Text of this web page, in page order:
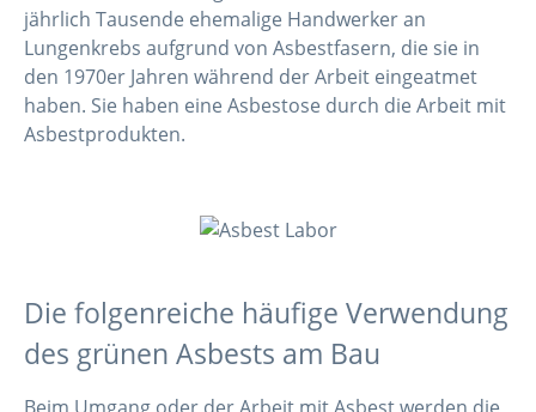
jährlich Tausende ehemalige Handwerker an
Lungenkrebs aufgrund von Asbestfasern, die sie in
den 1970er Jahren während der Arbeit eingeatmet
haben. Sie haben eine Asbestose durch die Arbeit mit
Asbestprodukten.
Die folgenreiche häufige Verwendung
des grünen Asbests am Bau